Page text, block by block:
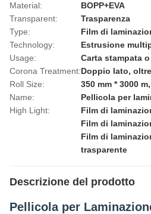
Material:
BOPP+EVA
Transparent:
Trasparenza
Type:
Film di
Technology:
Estrusione
Usage:
Carta stampata
Corona Treatment:Doppio lato,
Roll Size:
350 mm * 3000
Name:
Pellicola per
High Light:
Film di
Film di
Film di
trasparente
Descrizione del prodotto
Pellicola per